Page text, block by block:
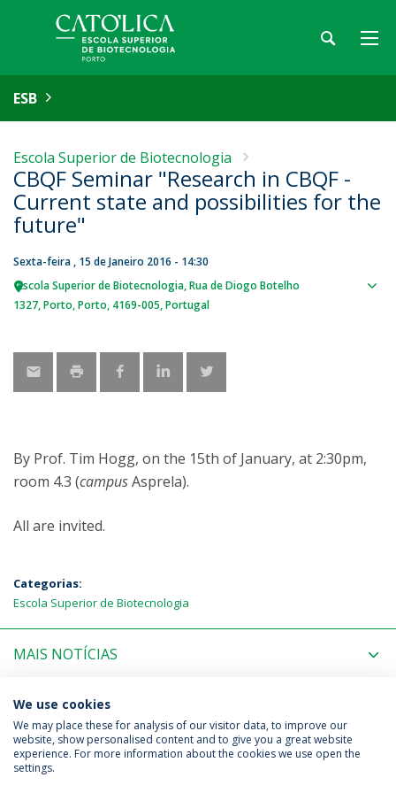
ESB
Escola Superior de Biotecnologia
CBQF Seminar "Research in CBQF -
Current state and possibilities for the
future"
Sexta-feira , 15 de Janeiro 2016 - 14:30
Escola Superior de Biotecnologia Rua de Diogo Botelho
1327 Porto Porto 4169-005 Portugal
By Prof. Tim Hogg, on the 15th of January, at 2:30pm,
room 4.3 (campusAsprela).
All are invited.
Categorias:
Escola Superior de Biotecnologia
MAIS NOTÍCIAS
PRÓXIMOS EVENTOS
Política de Privacidade
Termos & Condições
We use cookies
We may place these for analysis of our visitor data, to improve our
website, show personalised content and to give you a great website
experience. For more information about the cookies we use open the
settings.